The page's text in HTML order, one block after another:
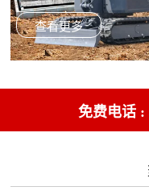
查看更多
免费电话 :